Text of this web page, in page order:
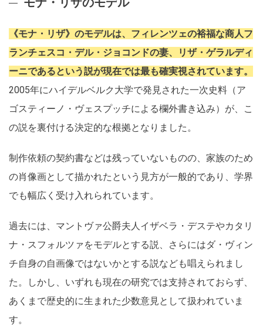
《モナ・リザ》のモデルは、フィレンツェの裕福な商人フ
ランチェスコ・デル・ジョコンドの妻、リザ・ゲラルディ
ーニであるという説が現在では最も確実視されています。
2005年にハイデルベルク大学で発見された一次史料（ア
ゴスティーノ・ヴェスプッチによる欄外書き込み）が、こ
の説を裏付ける決定的な根拠となりました。
制作依頼の契約書などは残っていないものの、家族のため
の肖像画として描かれたという見方が一般的であり、学界
でも幅広く受け入れられています。
過去には、マントヴァ公爵夫人イザベラ・デステやカタリ
ナ・スフォルツァをモデルとする説、さらにはダ・ヴィン
チ自身の自画像ではないかとする説なども唱えられまし
た。しかし、いずれも現在の研究では支持されておらず、
あくまで歴史的に生まれた少数意見として扱われていま
す。